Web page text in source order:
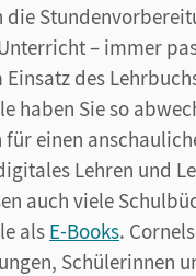
die
– immer
Einsatz des
haben Sie so
für einen
Lehren und
auch viele
als E-Books.
Schülerinnen